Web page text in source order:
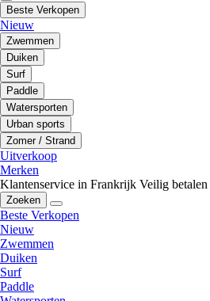
Beste Verkopen
Nieuw
Zwemmen
Duiken
Surf
Paddle
Watersporten
Urban sports
Zomer / Strand
Uitverkoop
Merken
Klantenservice in Frankrijk Veilig betalen
Zoeken
Beste Verkopen
Nieuw
Zwemmen
Duiken
Surf
Paddle